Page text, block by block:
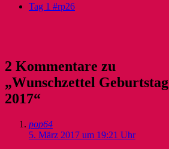
Tag 1 #rp26
2 Kommentare zu
„Wunschzettel Geburtstag
2017“
pop64
5. März 2017 um 19:21 Uhr